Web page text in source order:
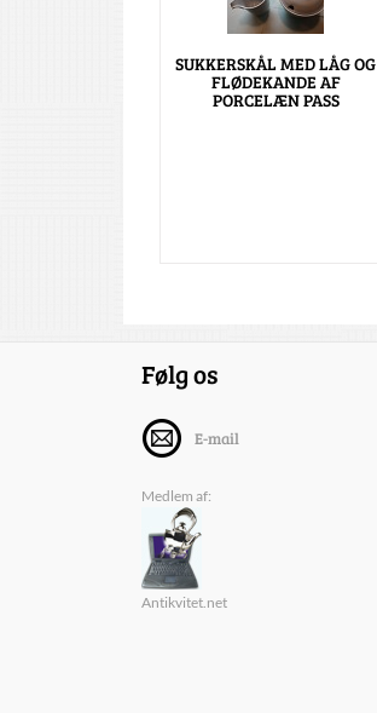
SUKKERSKÅL MED LÅG OG
FLØDEKANDE AF
PORCELÆN PASS
Følg os
E-mail
Medlem af:
Antikvitet.net